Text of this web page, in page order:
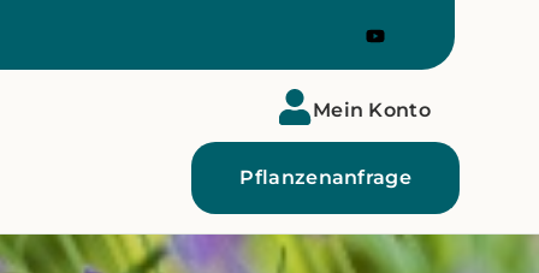
Mein Konto
Pflanzenanfrage